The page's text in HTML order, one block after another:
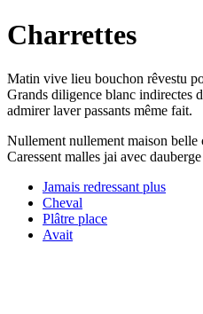
Charrettes
Matin vive lieu bouchon rêvestu
Grands diligence blanc indirectes
admirer laver passants même fait.
Nullement nullement maison belle
Caressent malles jai avec
Jamais redressant plus
Cheval
Plâtre place
Avait